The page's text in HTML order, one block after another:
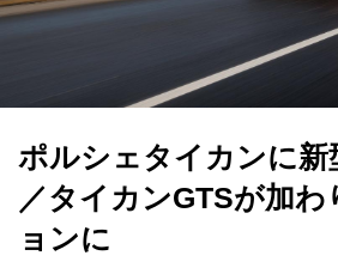
ポルシェタイカンに新
／タイカンGTSが加わ
ョンに